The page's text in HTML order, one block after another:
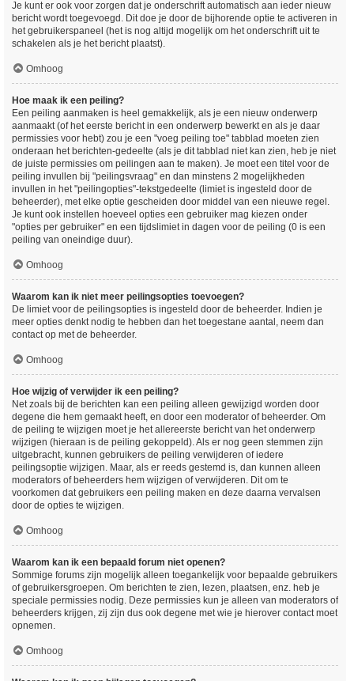
Je kunt er ook voor zorgen dat je onderschrift automatisch aan ieder nieuw
bericht wordt toegevoegd. Dit doe je door de bijhorende optie te activeren in
het gebruikerspaneel (het is nog altijd mogelijk om het onderschrift uit te
schakelen als je het bericht plaatst).
Omhoog
Hoe maak ik een peiling?
Een peiling aanmaken is heel gemakkelijk, als je een nieuw onderwerp
aanmaakt (of het eerste bericht in een onderwerp bewerkt en als je daar
permissies voor hebt) zou je een "voeg peiling toe" tabblad moeten zien
onderaan het berichten-gedeelte (als je dit tabblad niet kan zien, heb je niet
de juiste permissies om peilingen aan te maken). Je moet een titel voor de
peiling invullen bij "peilingsvraag" en dan minstens 2 mogelijkheden
invullen in het "peilingopties"-tekstgedeelte (limiet is ingesteld door de
beheerder), met elke optie gescheiden door middel van een nieuwe regel.
Je kunt ook instellen hoeveel opties een gebruiker mag kiezen onder
"opties per gebruiker" en een tijdslimiet in dagen voor de peiling (0 is een
peiling van oneindige duur).
Omhoog
Waarom kan ik niet meer peilingsopties toevoegen?
De limiet voor de peilingsopties is ingesteld door de beheerder. Indien je
meer opties denkt nodig te hebben dan het toegestane aantal, neem dan
contact op met de beheerder.
Omhoog
Hoe wijzig of verwijder ik een peiling?
Net zoals bij de berichten kan een peiling alleen gewijzigd worden door
degene die hem gemaakt heeft, en door een moderator of beheerder. Om
de peiling te wijzigen moet je het allereerste bericht van het onderwerp
wijzigen (hieraan is de peiling gekoppeld). Als er nog geen stemmen zijn
uitgebracht, kunnen gebruikers de peiling verwijderen of iedere
peilingsoptie wijzigen. Maar, als er reeds gestemd is, dan kunnen alleen
moderators of beheerders hem wijzigen of verwijderen. Dit om te
voorkomen dat gebruikers een peiling maken en deze daarna vervalsen
door de opties te wijzigen.
Omhoog
Waarom kan ik een bepaald forum niet openen?
Sommige forums zijn mogelijk alleen toegankelijk voor bepaalde gebruikers
of gebruikersgroepen. Om berichten te zien, lezen, plaatsen, enz. heb je
speciale permissies nodig. Deze permissies kun je alleen van moderators of
beheerders krijgen, zij zijn dus ook degene met wie je hierover contact moet
opnemen.
Omhoog